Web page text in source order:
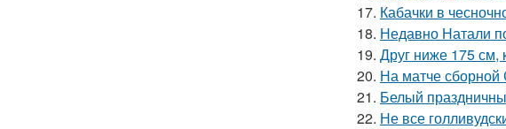
17. Кабачки в
18. Недавно Натали
19. Друг ниже 175 см,
20. На матче
21. Белый
22. Не все